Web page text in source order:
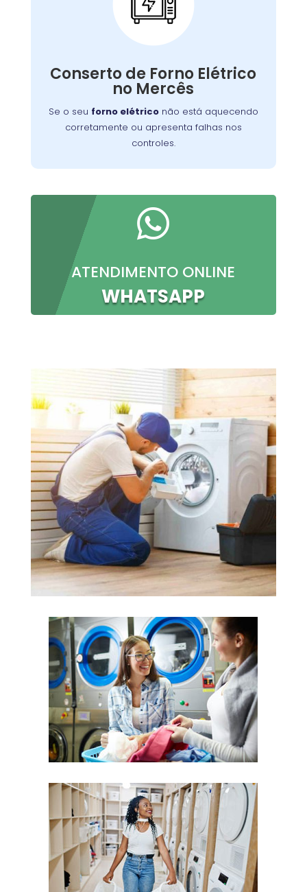
Conserto de Forno Elétrico
no Mercês
Se o seu forno elétriconão está aquecendo
corretamente ou apresenta falhas nos
controles.
Conserto de Forno
Elétrico:
o problema, permitindo que você continue a
preparar suas refeições favoritas sem

ATENDIMENTO ONLINE
WHATSAPP